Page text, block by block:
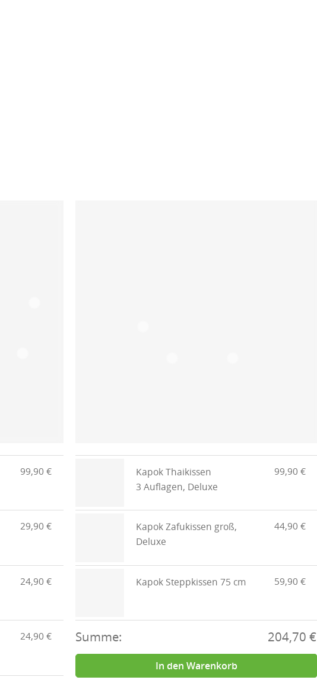
99,90 €
29,90 €
24,90 €
24,90 €
Kapok Thaikissen
3 Auflagen, Deluxe
99,90 €
Kapok Zafukissen groß,
Deluxe
44,90 €
Kapok Steppkissen 75 cm 59,90 €
Summe: 204,70 €
In den Warenkorb